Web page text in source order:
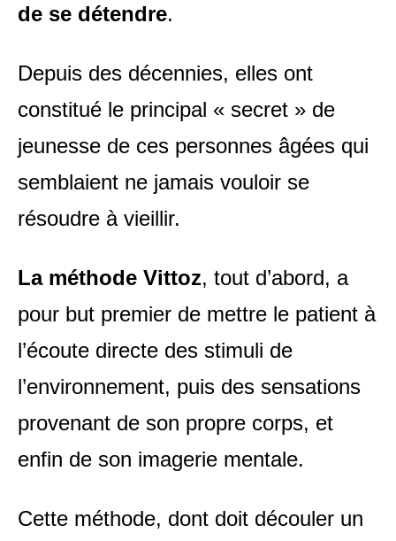
de se détendre.
Depuis des décennies, elles ont
constitué le principal « secret » de
jeunesse de ces personnes âgées qui
semblaient ne jamais vouloir se
résoudre à vieillir.
La méthode Vittoz, tout d’abord, a
pour but premier de mettre le patient à
l’écoute directe des stimuli de
l’environnement, puis des sensations
provenant de son propre corps, et
enfin de son imagerie mentale.
Cette méthode, dont doit découler un